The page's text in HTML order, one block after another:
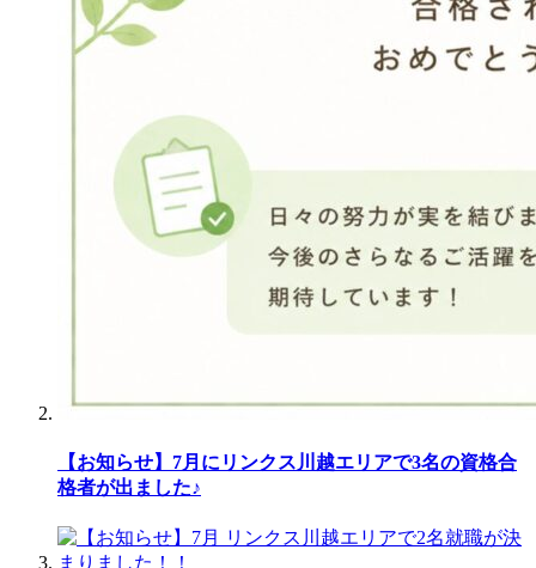
【お知らせ】7月にリンクス川越エリアで3名の資格合
格者が出ました♪